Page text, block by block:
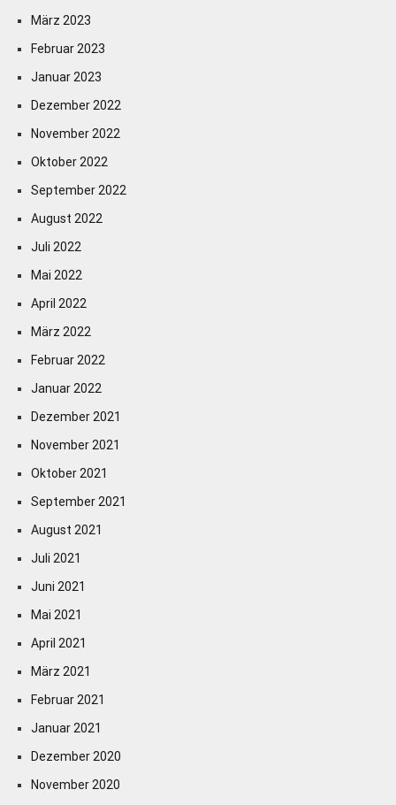
März 2023
Februar 2023
Januar 2023
Dezember 2022
November 2022
Oktober 2022
September 2022
August 2022
Juli 2022
Mai 2022
April 2022
März 2022
Februar 2022
Januar 2022
Dezember 2021
November 2021
Oktober 2021
September 2021
August 2021
Juli 2021
Juni 2021
Mai 2021
April 2021
März 2021
Februar 2021
Januar 2021
Dezember 2020
November 2020